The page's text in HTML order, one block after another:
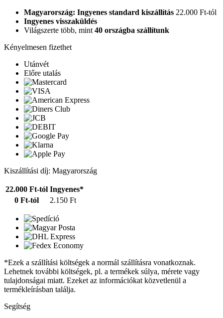
Magyarország: Ingyenes standard kiszállítás 22.000 Ft-tól
Ingyenes visszaküldés
Világszerte több, mint 40 országba szállítunk
Kényelmesen fizethet
Utánvét
Előre utalás
Kiszállítási díj: Magyarország
22.000 Ft-tól Ingyenes*
0 Ft-tól
2.150 Ft
*Ezek a szállítási költségek a normál szállításra vonatkoznak.
Lehetnek további költségek, pl. a termékek súlya, mérete vagy
tulajdonságai miatt. Ezeket az információkat közvetlenül a
termékleírásban találja.
Segítség